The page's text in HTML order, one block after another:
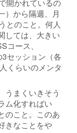
開かれているの
）から隔週、月
とのこと。何人
しては、大きい
コース、
セッション（各
くらいのメンタ
うまくいきそう
ム化すればい
のこと。このあ
きなことをや